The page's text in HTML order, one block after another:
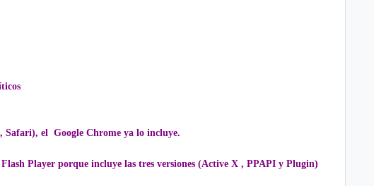
Safari), el Google Chrome ya lo incluye.
Player porque incluye las tres versiones (Active X , PPAPI y Plugin)